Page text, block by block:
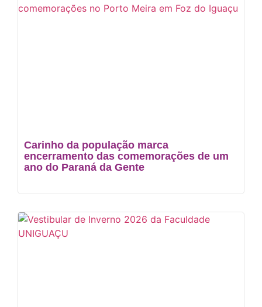
Carinho da população marca
encerramento das comemorações de um
ano do Paraná da Gente